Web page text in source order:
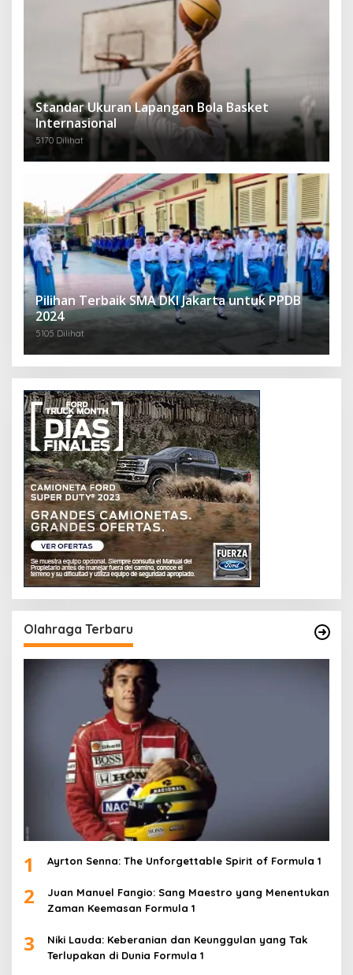
Standar Ukuran Lapangan Bola Basket
Internasional
5170 Dilihat
Pilihan Terbaik SMA DKI Jakarta untuk PPDB
2024
5105 Dilihat
Olahraga Terbaru
1 Ayrton Senna: The Unforgettable Spirit of Formula 1
2
Juan Manuel Fangio: Sang Maestro yang Menentukan
Zaman Keemasan Formula 1
3
Niki Lauda: Keberanian dan Keunggulan yang Tak
Terlupakan di Dunia Formula 1